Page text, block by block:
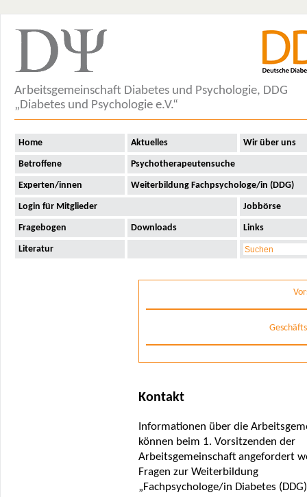
Arbeitsgemeinschaft Diabetes und Psychologie, DDG
„Diabetes und Psychologie e.V.“
Home Aktuelles Wir über uns
Betroffene Psychotherapeutensuche
Experten/innen Weiterbildung Fachpsychologe/in (DDG)
Login für Mitglieder Jobbörse
Fragebogen Downloads Links
Literatur
Kontakt
Informationen über die
können beim 1. Vorsitzenden der
Arbeitsgemeinschaft angefordert
Fragen zur Weiterbildung
„Fachpsychologe/in Diabetes